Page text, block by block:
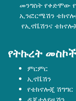
መንግስት የቀድሞው
ኢንፎርሜሽን
የኢኖቬሽንና
የትኩረት መስኮች
ምርምር
ኢኖቬሽን
የቴክኖሎጂ ሽግግር